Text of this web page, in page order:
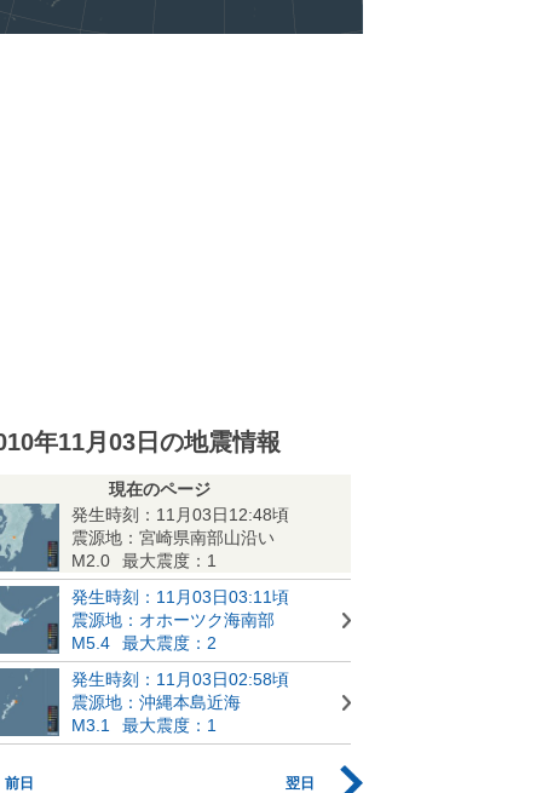
年11月03日の地震情報
現在のページ
発生時刻：11月03日12:48頃
震源地：宮崎県南部山沿い
M2.0
最大震度：1
発生時刻：11月03日03:11頃
震源地：オホーツク海南部
M5.4
最大震度：2
発生時刻：11月03日02:58頃
震源地：沖縄本島近海
M3.1
最大震度：1
前日 翌日